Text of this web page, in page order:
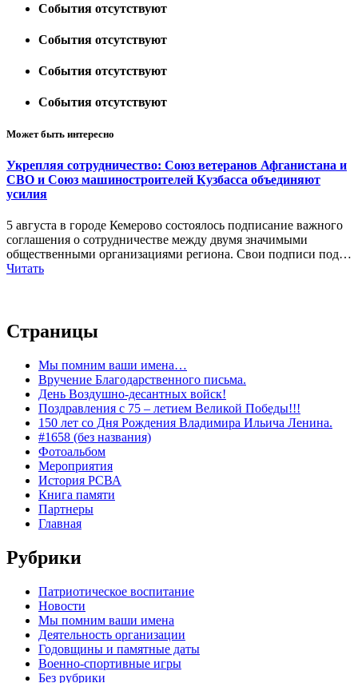
События отсутствуют
События отсутствуют
События отсутствуют
События отсутствуют
Может быть интересно
Укрепляя сотрудничество: Союз ветеранов Афганистана и
СВО и Союз машиностроителей Кузбасса объединяют
усилия
5 августа в городе Кемерово состоялось подписание важного
соглашения о сотрудничестве между двумя значимыми
общественными организациями региона. Свои подписи под…
Читать
Страницы
Мы помним ваши имена…
Вручение Благодарственного письма.
День Воздушно-десантных войск!
Поздравления с 75 – летием Великой Победы!!!
150 лет со Дня Рождения Владимира Ильича Ленина.
#1658 (без названия)
Фотоальбом
Мероприятия
История РСВА
Книга памяти
Партнеры
Главная
Рубрики
Патриотическое воспитание
Новости
Мы помним ваши имена
Деятельность организации
Годовщины и памятные даты
Военно-спортивные игры
Без рубрики